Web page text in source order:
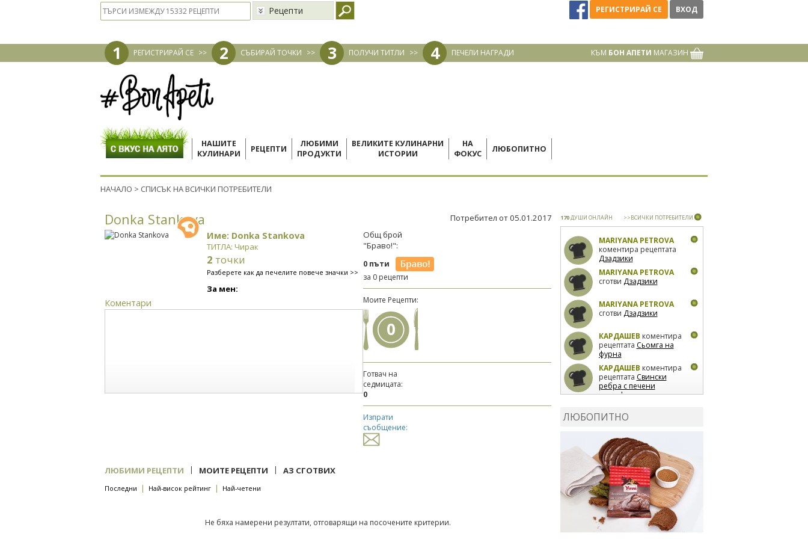
Рецепти РЕГИСТРИРАЙ СЕ ВХОД
1 РЕГИСТРИРАЙ СЕ >> 2 СЪБИРАЙ ТОЧКИ >> 3 ПОЛУЧИ ТИТЛИ >> 4 ПЕЧЕЛИ НАГРАДИ КЪМ БОН АПЕТИ МАГАЗИН
НАШИТЕ
КУЛИНАРИ
РЕЦЕПТИ
ЛЮБИМИ
ПРОДУКТИ
ВЕЛИКИТЕ КУЛИНАРНИ
ИСТОРИИ
НА
ФОКУС
ЛЮБОПИТНО
НАЧАЛО > СПИСЪК НА ВСИЧКИ ПОТРЕБИТЕЛИ
Donka Stankova Потребител от 05.01.2017
Име: Donka Stankova
ТИТЛА: Чирак
2 точки
Разберете как да печелите повече значки >>
За мен:
Коментари
Общ брой
"Браво!":
0 пъти
за 0 рецепти
Моите Рецепти:
0
Готвач на
седмицата:
0
Изпрати
съобщение:
ЛЮБИМИ РЕЦЕПТИ | МОИТЕ РЕЦЕПТИ | АЗ СГОТВИХ
Последни | Най-висок рейтинг | Най-четени
Не бяха намерени резултати, отговарящи на посочените критерии.
170ДУШИ ОНЛАЙН >>ВСИЧКИ ПОТРЕБИТЕЛИ
MARIYANA PETROVA
коментира рецептата
Дзадзики
MARIYANA PETROVA
сготви Дзадзики
MARIYANA PETROVA
сготви Дзадзики
КАРДАШЕВ коментира
рецептата Сьомга на
фурна
КАРДАШЕВ коментира
рецептата Свински
ребра с печени
картофи
лимон
коментира рецептата
Киноа със зеленчуци
ЛЮБОПИТНО